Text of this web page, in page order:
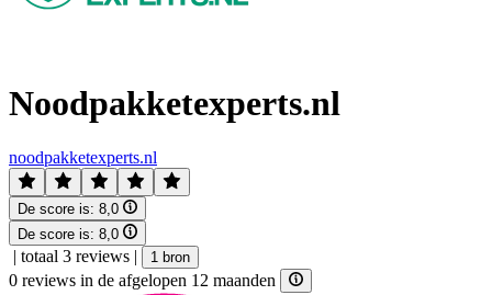
Noodpakketexperts.nl
noodpakketexperts.nl
De score is: 8,0
De score is: 8,0
| totaal 3 reviews | 1 bron
0 reviews in de afgelopen 12 maanden